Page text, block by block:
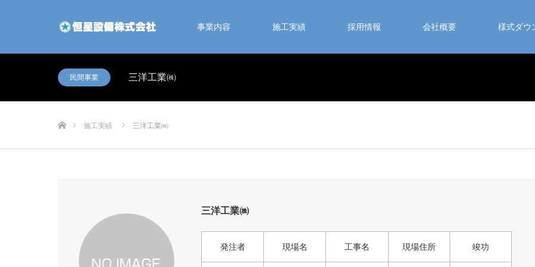
事業内容 施工実績 採用情報 会社概要 様式ダウ
民間事業 三洋工業㈱
施工実績 三洋工業㈱
三洋工業㈱
発注者 現場名 工事名 現場住所 竣功